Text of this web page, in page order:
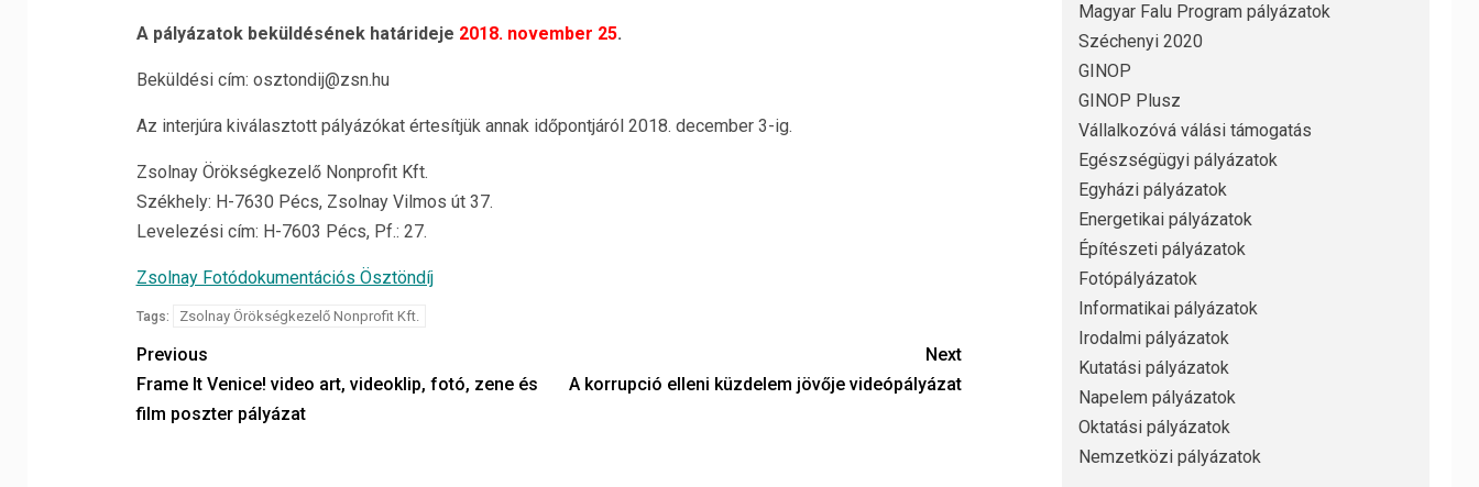
A pályázatok beküldésének határideje 2018. november 25.
Beküldési cím: osztondij@zsn.hu
Az interjúra kiválasztott pályázókat értesítjük annak időpontjáról 2018. december 3-ig.
Zsolnay Örökségkezelő Nonprofit Kft.
Székhely: H-7630 Pécs, Zsolnay Vilmos út 37.
Levelezési cím: H-7603 Pécs, Pf.: 27.
Zsolnay Fotódokumentációs Ösztöndíj
Tags: Zsolnay Örökségkezelő Nonprofit Kft.
Previous
Frame It Venice! video art, videoklip, fotó, zene és
film poszter pályázat
Next
A korrupció elleni küzdelem jövője videópályázat
Magyar Falu Program pályázatok
Széchenyi 2020
GINOP
GINOP Plusz
Vállalkozóvá válási támogatás
Egészségügyi pályázatok
Egyházi pályázatok
Energetikai pályázatok
Építészeti pályázatok
Fotópályázatok
Informatikai pályázatok
Irodalmi pályázatok
Kutatási pályázatok
Napelem pályázatok
Oktatási pályázatok
Nemzetközi pályázatok